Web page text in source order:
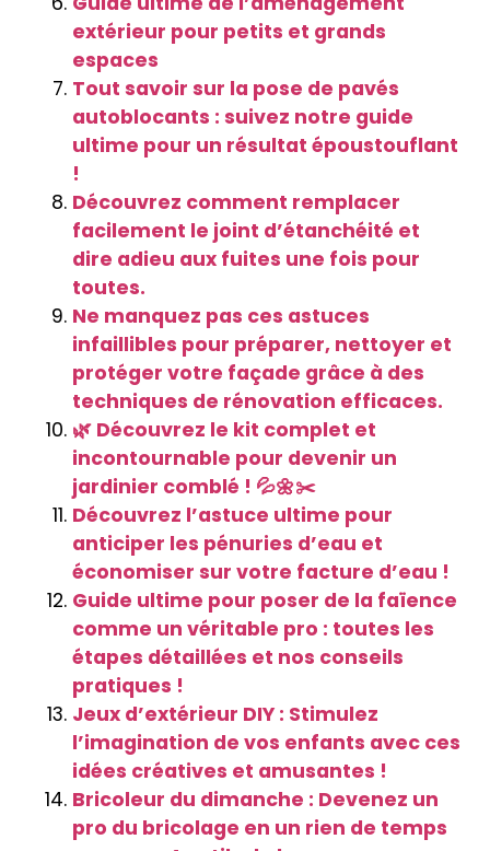
extérieur pour petits et grands
espaces
Tout savoir sur la pose de pavés
autoblocants : suivez notre guide
ultime pour un résultat époustouflant
!
Découvrez comment remplacer
facilement le joint d’étanchéité et
dire adieu aux fuites une fois pour
toutes.
Ne manquez pas ces astuces
infaillibles pour préparer, nettoyer et
protéger votre façade grâce à des
techniques de rénovation efficaces.
🌿 Découvrez le kit complet et
incontournable pour devenir un
jardinier comblé ! 💦🌼✂️
Découvrez l’astuce ultime pour
anticiper les pénuries d’eau et
économiser sur votre facture d’eau !
Guide ultime pour poser de la faïence
comme un véritable pro : toutes les
étapes détaillées et nos conseils
pratiques !
Jeux d’extérieur DIY : Stimulez
l’imagination de vos enfants avec ces
idées créatives et amusantes !
Bricoleur du dimanche : Devenez un
pro du bricolage en un rien de temps